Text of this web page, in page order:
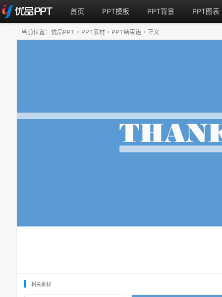
首页 PPT模板 PPT背景 PPT图表
当前位置： 优品PPT > PPT素材 > PPT结束语 > 正文
相关素材